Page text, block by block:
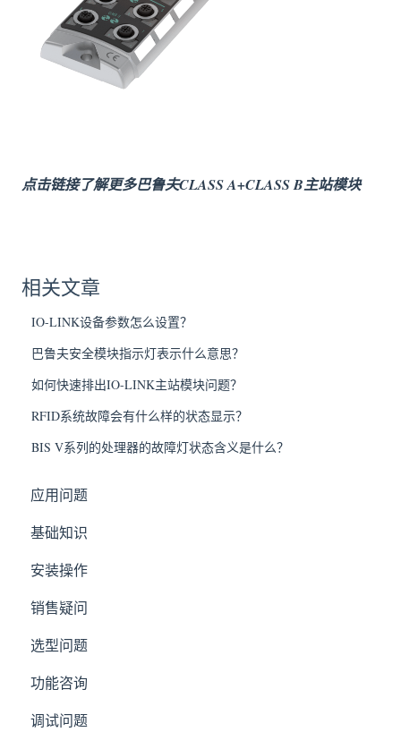
点击链接了解更多巴鲁夫CLASS A+CLASS B主站模块
相关文章
IO-LINK设备参数怎么设置？
巴鲁夫安全模块指示灯表示什么意思？
如何快速排出IO-LINK主站模块问题？
RFID系统故障会有什么样的状态显示？
BIS V系列的处理器的故障灯状态含义是什么？
应用问题
基础知识
安装操作
销售疑问
选型问题
功能咨询
调试问题